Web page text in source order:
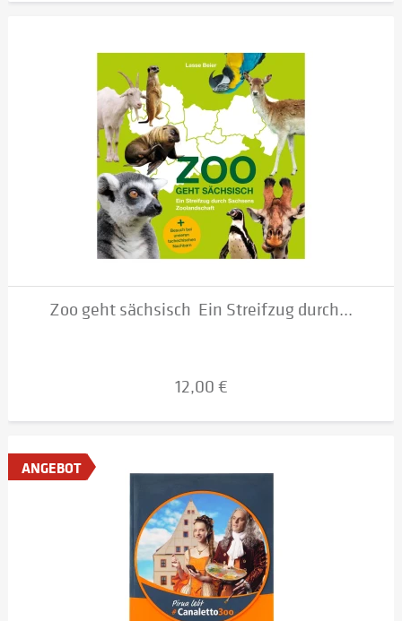
Zoo geht sächsisch  Ein Streifzug durch...
12,00 €
ANGEBOT